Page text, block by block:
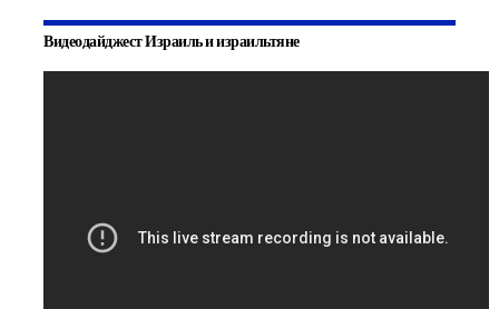
Видеодайджест Израиль и израильтяне